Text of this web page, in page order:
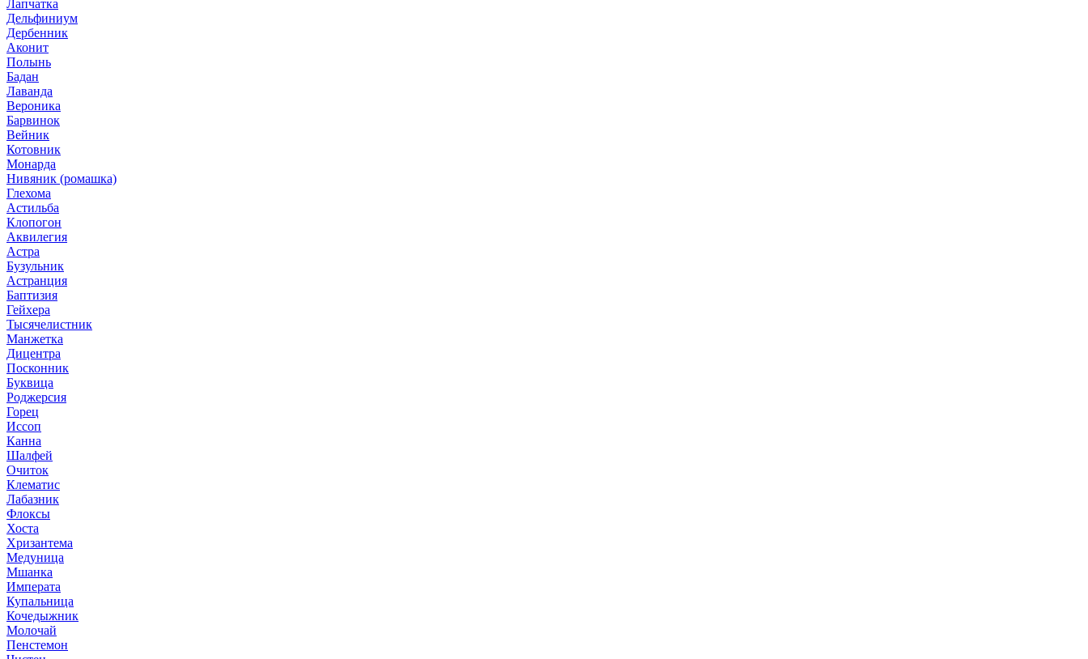
Лапчатка
Дельфиниум
Дербенник
Аконит
Полынь
Бадан
Лаванда
Вероника
Барвинок
Вейник
Котовник
Монарда
Нивяник (ромашка)
Глехома
Астильба
Клопогон
Аквилегия
Астра
Бузульник
Астранция
Баптизия
Гейхера
Тысячелистник
Манжетка
Дицентра
Посконник
Буквица
Роджерсия
Горец
Иссоп
Канна
Шалфей
Очиток
Клематис
Лабазник
Флоксы
Хоста
Хризантема
Медуница
Мшанка
Императа
Купальница
Кочедыжник
Молочай
Пенстемон